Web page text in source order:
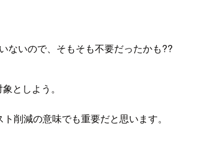
ないので、そもそも不要だったかも??
としよう。
削減の意味でも重要だと思います。